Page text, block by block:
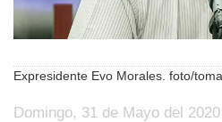
Expresidente Evo Morales. foto/
Domingo, 31 de Mayo del 2020